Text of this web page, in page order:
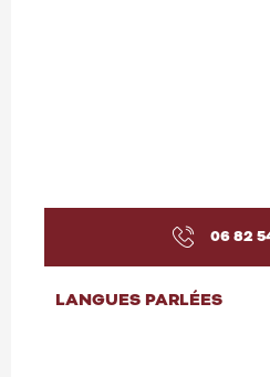
06 82
LANGUES PARLÉES
LANGUES PARLÉES